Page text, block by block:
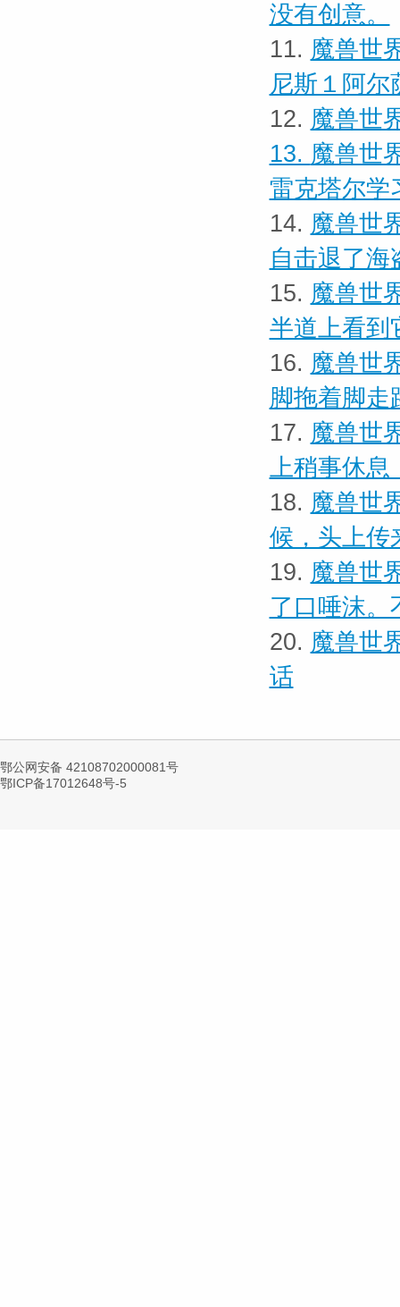
没有创意。
11. 魔兽世
尼斯１阿尔
12. 魔兽世
13. 魔兽世
雷克塔尔学
14. 魔兽世
自击退了海
15. 魔兽世
半道上看到
16. 魔兽世
脚拖着脚走
17. 魔兽世
上稍事休息
18. 魔兽世
候，头上传
19. 魔兽世
了口唾沫。
20. 魔兽世
话
鄂公网安备 42108702000081号
鄂ICP备17012648号-5